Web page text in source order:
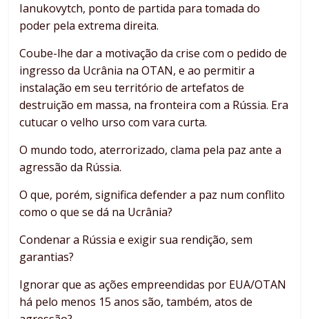
Ianukovytch, ponto de partida para tomada do
poder pela extrema direita.
Coube-lhe dar a motivação da crise com o pedido de
ingresso da Ucrânia na OTAN, e ao permitir a
instalação em seu território de artefatos de
destruição em massa, na fronteira com a Rússia. Era
cutucar o velho urso com vara curta.
O mundo todo, aterrorizado, clama pela paz ante a
agressão da Rússia.
O que, porém, significa defender a paz num conflito
como o que se dá na Ucrânia?
Condenar a Rússia e exigir sua rendição, sem
garantias?
Ignorar que as ações empreendidas por EUA/OTAN
há pelo menos 15 anos são, também, atos de